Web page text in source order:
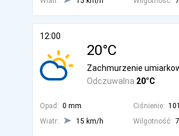
12:00
20°C
Odczuwalna 20°C
Zachmurzenie
Opad: 0 mm Ciśnienie:
Wiatr:
15 km/h Wilgotność: